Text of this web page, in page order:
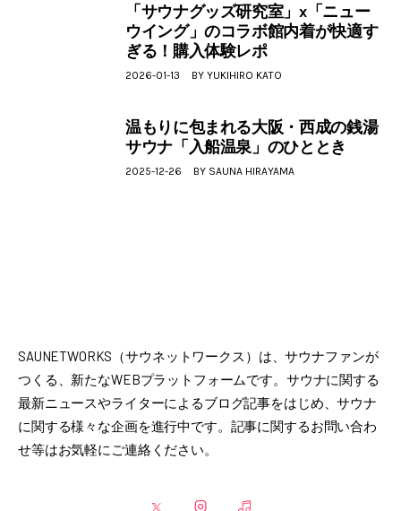
「サウナグッズ研究室」x「ニュー
ウイング」のコラボ館内着が快適す
ぎる！購入体験レポ
2026-01-13 BYYUKIHIRO KATO
温もりに包まれる大阪・西成の銭湯
サウナ「入船温泉」のひととき
2025-12-26 BY SAUNA HIRAYAMA
SAUNETWORKS（サウネットワークス）は、サウナファンが
つくる、新たなWEBプラットフォームです。サウナに関する
最新ニュースやライターによるブログ記事をはじめ、サウナ
に関する様々な企画を進行中です。記事に関するお問い合わ
せ等はお気軽にご連絡ください。